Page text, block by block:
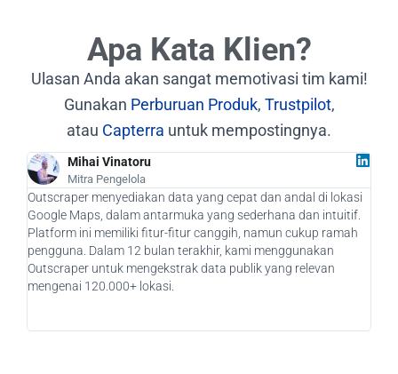
Apa Kata Klien?
Ulasan Anda akan sangat memotivasi tim kami!
Gunakan Perburuan Produk, Trustpilot,
atau Capterra untuk mempostingnya.
Mihai Vinatoru
Mitra Pengelola
Outscraper menyediakan data yang cepat dan andal di lokasi
Google Maps, dalam antarmuka yang sederhana dan intuitif.
Platform ini memiliki fitur-fitur canggih, namun cukup ramah
pengguna. Dalam 12 bulan terakhir, kami menggunakan
Outscraper untuk mengekstrak data publik yang relevan
mengenai 120.000+ lokasi.